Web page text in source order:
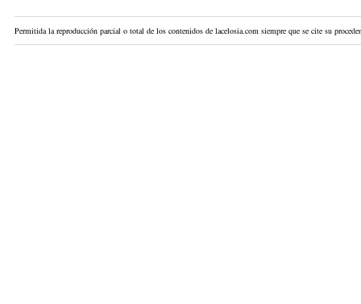
Permitida la reproducción parcial o total de los contenidos de lacelosia.com siempre que se cite su